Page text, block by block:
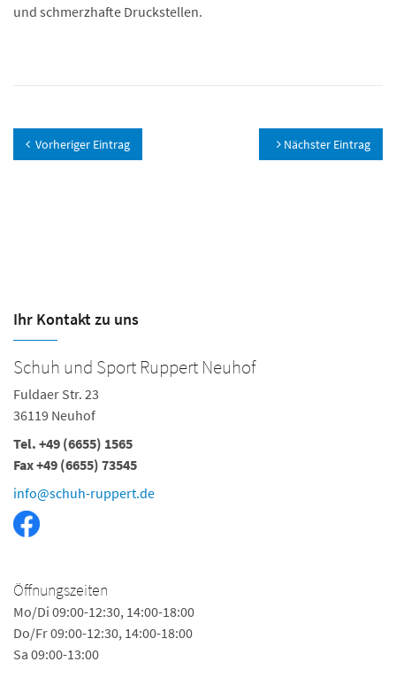
und schmerzhafte Druckstellen.
Vorheriger Eintrag Nächster Eintrag
Ihr Kontakt zu uns
Schuh und Sport Ruppert Neuhof
Fuldaer Str. 23
36119 Neuhof
Tel. +49 (6655) 1565
Fax +49 (6655) 73545
info@schuh-ruppert.de
Öffnungszeiten
Mo/Di 09:00-12:30, 14:00-18:00
Do/Fr 09:00-12:30, 14:00-18:00
Sa 09:00-13:00